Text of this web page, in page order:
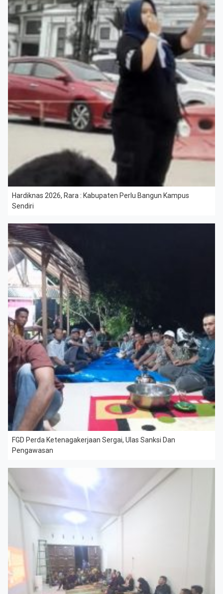
Hardiknas 2026, Rara : Kabupaten Perlu Bangun Kampus
Sendiri
FGD Perda Ketenagakerjaan Sergai, Ulas Sanksi Dan
Pengawasan